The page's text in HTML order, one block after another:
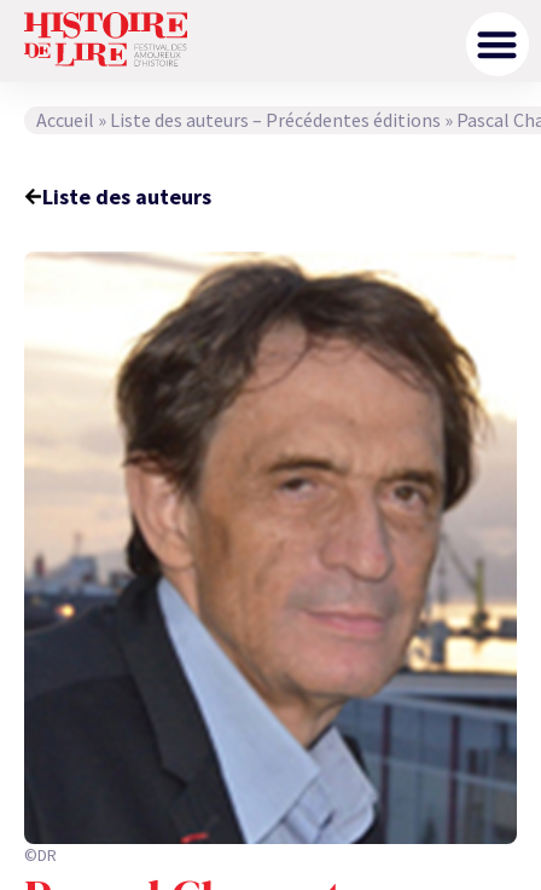
Accueil » Liste des auteurs – Précédentes éditions » Pascal
Liste des auteurs
©DR